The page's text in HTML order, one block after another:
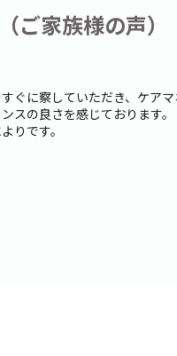
ご家族様の声）
ぐに察していただき、ケア
スの良さを感じております。
りです。